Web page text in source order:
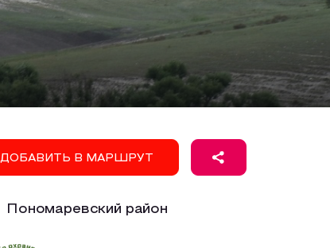
ДОБАВИТЬ В МАРШРУТ
Пономаревский район